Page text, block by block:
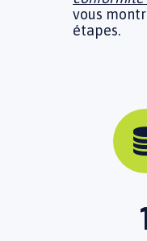
vous
étapes.